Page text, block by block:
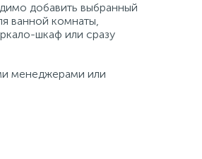
добавить выбранный
ванной комнаты,
шкаф или сразу
менеджерами или